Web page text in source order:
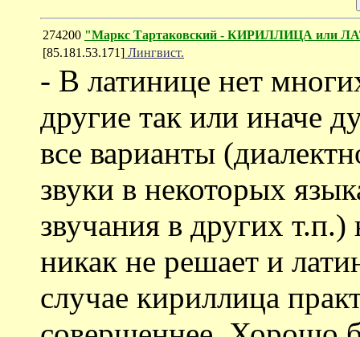
274200 "Маркс Тартаковский - КИРИЛЛИЦА или
[85.181.53.171] Лингвист.
- В латинице нет
другие так или иначе
все варианты
звуки в некоторых
звучания в других
никак не решает и
случае кириллица